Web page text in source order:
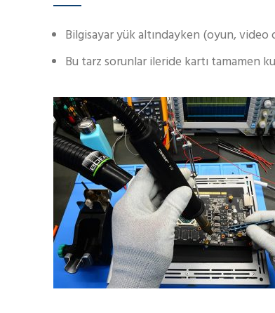
Bilgisayar yük altındayken (oyun,
Bu tarz sorunlar ileride kartı tamamen